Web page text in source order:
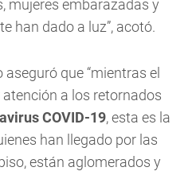
mujeres embarazadas y
han dado a luz”, acotó.
que “mientras el
a los retornados
COVID-19, esta es la
han llegado por las
están aglomerados y